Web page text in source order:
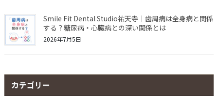
Smile Fit Dental Studio祐天寺｜歯周病は全身病と関係
する？糖尿病・心臓病との深い関係とは
2026年7月5日
カテゴリー